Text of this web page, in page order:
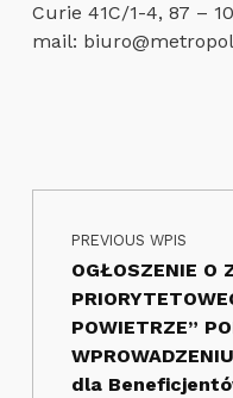
Curie 41C/1-4, 87 –
mail:
Skip back to main navigation
Nawigacja wpisu
PREVIOUS WPIS
OGŁOSZENIE O
POWIETRZE”
dla